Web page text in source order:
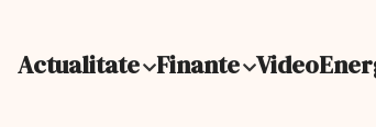
Actualitate Finante Video